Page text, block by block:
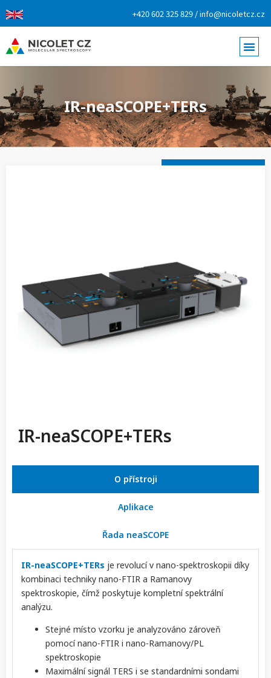
+420 602 325 829 / info@nicoletcz.cz
IR-neaSCOPE+TERs
IR-neaSCOPE+TERs
O přístroji
Aplikace
Řada neaSCOPE
IR-neaSCOPE+TERs je revolucí v nano-spektroskopii díky
kombinaci techniky nano-FTIR a Ramanovy
spektroskopie, čímž poskytuje kompletní spektrální
analýzu.
Stejné místo vzorku je analyzováno zároveň
pomocí nano-FTIR i nano-Ramanovy/PL
spektroskopie
Maximální signál TERS i se standardními sondami